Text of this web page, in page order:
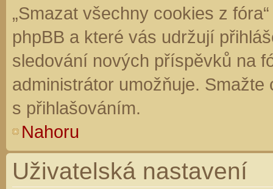
„Smazat všechny cookies z
phpBB a které vás udržují
sledování nových příspěvků na
administrátor umožňuje.
s přihlašováním.
Nahoru
Uživatelská nastavení